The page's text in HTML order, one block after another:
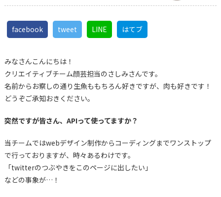
facebook tweet LINE はてブ
みなさんこんにちは！
クリエイティブチーム顔芸担当のさしみさんです。
名前からお察しの通り生魚ももちろん好きですが、肉も好きです！
どうぞご承知おきください。
突然ですが皆さん、APIって使ってますか？
当チームではwebデザイン制作からコーディングまでワンストップ
で行っておりますが、時々あるわけです。
「twitterのつぶやきをこのページに出したい」
などの事象が…！